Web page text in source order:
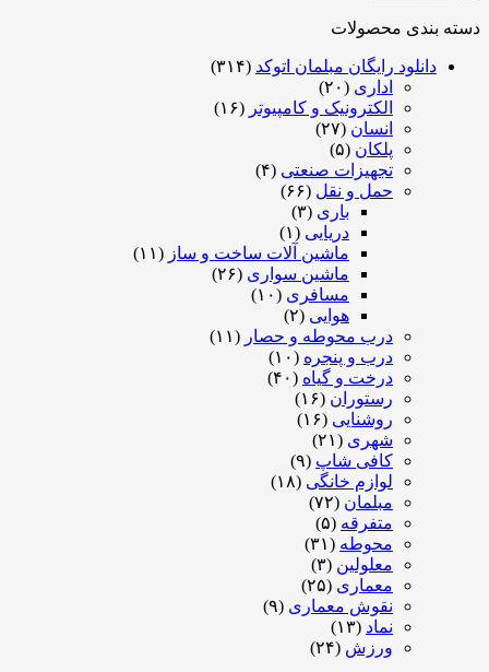
بندی محصولات
دانلود رایگان مبلمان اتوکد (۳۱۴)
اداری (۲۰)
الکترونیک و کامپیوتر(۱۶)
انسان(۲۷)
پلکان(۵)
تجهیزات صنعتی(۴)
حمل و نقل(۶۶)
باری
(۳)
دریایی(۱)
ماشین آلات ساخت و ساز(۱۱)
ماشین سواری(۲۶)
مسافری(۱۰)
هوایی(۲)
درب محوطه و حصار(۱۱)
درب و پنجره(۱۰)
درخت و گیاه(۴۰)
رستوران(۱۶)
روشنایی(۱۶)
شهری(۲۱)
کافی شاپ (۹)
لوازم خانگی(۱۸)
مبلمان(۷۲)
متفرقه(۵)
محوطه(۳۱)
معلولین(۳)
معماری(۲۵)
نقوش معماری(۹)
نماد
(۱۳)
ورزش (۲۴)